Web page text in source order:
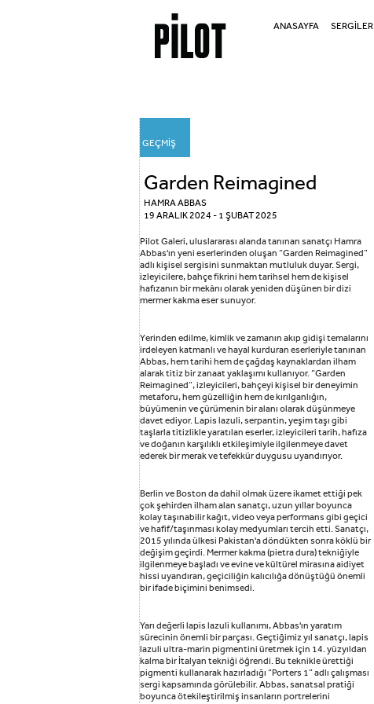
ANASAYFA SERGİLER
GEÇMİŞ
Garden Reimagined
HAMRA ABBAS
19 ARALIK 2024 - 1 ŞUBAT 2025
Pilot Galeri, uluslararası alanda tanınan sanatçı Hamra
Abbas'ın yeni eserlerinden oluşan “Garden Reimagined”
adlı kişisel sergisini sunmaktan mutluluk duyar. Sergi,
izleyicilere, bahçe fikrini hem tarihsel hem de kişisel
hafızanın bir mekânı olarak yeniden düşünen bir dizi
mermer kakma eser sunuyor.
Yerinden edilme, kimlik ve zamanın akıp gidişi temalarını
irdeleyen katmanlı ve hayal kurduran eserleriyle tanınan
Abbas, hem tarihi hem de çağdaş kaynaklardan ilham
alarak titiz bir zanaat yaklaşımı kullanıyor. “Garden
Reimagined”, izleyicileri, bahçeyi kişisel bir deneyimin
metaforu, hem güzelliğin hem de kırılganlığın,
büyümenin ve çürümenin bir alanı olarak düşünmeye
davet ediyor. Lapis lazuli, serpantin, yeşim taşı gibi
taşlarla titizlikle yaratılan eserler, izleyicileri tarih, hafıza
ve doğanın karşılıklı etkileşimiyle ilgilenmeye davet
ederek bir merak ve tefekkür duygusu uyandırıyor.
Berlin ve Boston da dahil olmak üzere ikamet ettiği pek
çok şehirden ilham alan sanatçı, uzun yıllar boyunca
kolay taşınabilir kağıt, video veya performans gibi geçici
ve hafif/taşınması kolay medyumları tercih etti. Sanatçı,
2015 yılında ülkesi Pakistan'a döndükten sonra köklü bir
değişim geçirdi. Mermer kakma (pietra dura) tekniğiyle
ilgilenmeye başladı ve evine ve kültürel mirasına aidiyet
hissi uyandıran, geçiciliğin kalıcılığa dönüştüğü önemli
bir ifade biçimini benimsedi.
Yarı değerli lapis lazuli kullanımı, Abbas'ın yaratım
sürecinin önemli bir parçası. Geçtiğimiz yıl sanatçı, lapis
lazuli ultra-marin pigmentini üretmek için 14. yüzyıldan
kalma bir İtalyan tekniği öğrendi. Bu teknikle ürettiği
pigmenti kullanarak hazırladığı “Porters 1” adlı çalışması
sergi kapsamında görülebilir. Abbas, sanatsal pratiği
boyunca ötekileştirilmiş insanların portrelerini